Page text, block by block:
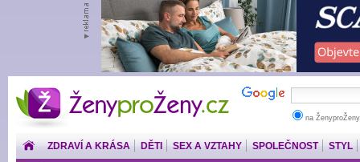
ŽenyproŽeny.cz
na
ZDRAVÍ A KRÁSA DĚTI SEX A VZTAHY SPOLEČNOST STYL